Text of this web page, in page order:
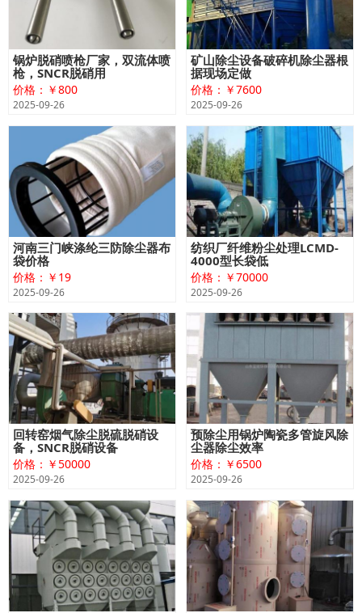
锅炉脱硝喷枪厂家，双流体喷
枪，SNCR脱硝用
价格：￥800
2025-09-26
矿山除尘设备破碎机除尘器根
据现场定做
价格：￥7600
2025-09-26
河南三门峡涤纶三防除尘器布
袋价格
价格：￥19
2025-09-26
纺织厂纤维粉尘处理LCMD-
4000型长袋低
价格：￥70000
2025-09-26
回转窑烟气除尘脱硫脱硝设
备，SNCR脱硝设备
价格：￥50000
2025-09-26
预除尘用锅炉陶瓷多管旋风除
尘器除尘效率
价格：￥6500
2025-09-26